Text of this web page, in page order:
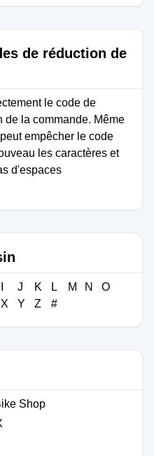
de réduction de
le code de
de la commande. Même
empêcher le code
les caractères et
d'espaces
J K L M N
O
X Y Z #
Shop